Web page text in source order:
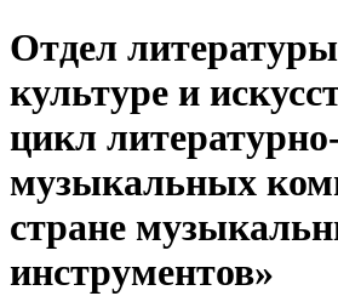
Отдел
культуре и
цикл
музыкальных
стране
инструментов»